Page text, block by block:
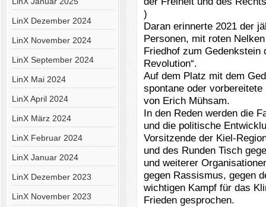
LinX Dezember 2024
LinX November 2024
LinX September 2024
LinX Mai 2024
LinX April 2024
LinX März 2024
LinX Februar 2024
LinX Januar 2024
LinX Dezember 2023
LinX November 2023
)
Daran erinnerte 2021 der
Personen, mit roten
Friedhof zum Gedenkstein
Revolution“.
Auf dem Platz mit dem
spontane oder
von Erich Mühsam.
In den Reden werden die
und die politische
Vorsitzende der Kiel-
und des Runden Tisch
und weiterer
gegen Rassismus, gegen
wichtigen Kampf für das
Frieden gesprochen.